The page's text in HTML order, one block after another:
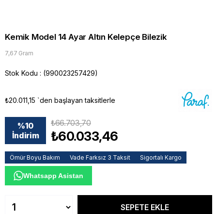
Kemik Model 14 Ayar Altın Kelepçe Bilezik
7,67 Gram
Stok Kodu (990023257429)
₺20.011,15 `den başlayan taksitlerle
%10
İndirim
₺66.703,70
₺60.033,46
Ömür Boyu Bakım Vade Farksız 3 Taksit Sigortalı Kargo
Whatsapp Asistan